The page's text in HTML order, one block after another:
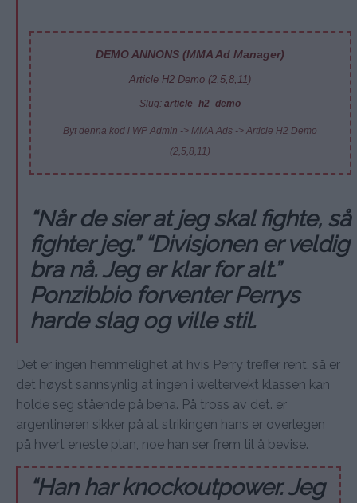
DEMO ANNONS (MMA Ad Manager)
Article H2 Demo (2,5,8,11)
Slug:article_h2_demo
Byt denna kod i WP Admin -> MMA Ads -> Article H2 Demo
(2,5,8,11)
“Når de sier at jeg skal fighte, så
fighter jeg.” “Divisjonen er veldig
bra nå. Jeg er klar for alt.”
Ponzibbio forventer Perrys
harde slag og ville stil.
Det er ingen hemmelighet at hvis Perry treffer rent, så er
det høyst sannsynlig at ingen i weltervekt klassen kan
holde seg stående på bena. På tross av det. er
argentineren sikker på at strikingen hans er overlegen
på hvert eneste plan, noe han ser frem til å bevise.
“Han har knockoutpower. Jeg